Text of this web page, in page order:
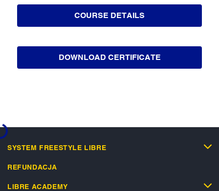
COURSE DETAILS
DOWNLOAD CERTIFICATE
SYSTEM FREESTYLE LIBRE
REFUNDACJA
LIBRE ACADEMY